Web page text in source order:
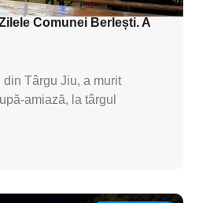
Comunei Berlești. A
Târgu Jiu, a murit
amiază, la târgul